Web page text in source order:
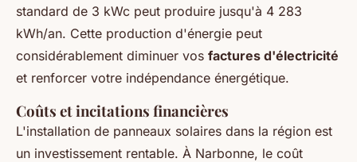
standard de 3 kWc peut produire jusqu'à 4 283
kWh/an. Cette production d'énergie peut
considérablement diminuer vos factures d'électricité
et renforcer votre indépendance énergétique.
Coûts et incitations financières
L'installation de panneaux solaires dans la région est
un investissement rentable. À Narbonne, le coût